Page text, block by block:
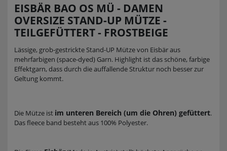
EISBÄR BAO OS MÜ - DAMEN
OVERSIZE STAND-UP MÜTZE -
TEILGEFÜTTERT - FROSTBEIGE
Lässige, grob-gestrickte Stand-UP Mütze von Eisbär aus
mehrfarbigen (space-dyed) Garn. Highlight ist das schöne, farbige
Effektgarn, dass durch die auffallende Struktur noch besser zur
Geltung kommt.
Die Mütze ist im unteren Bereich (um die Ohren) gefüttert.
Das fleece band besteht aus 100% Polyester.